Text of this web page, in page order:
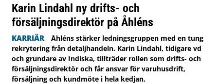
Karin Lindahl ny drifts- och
försäljningsdirektör på Åhléns
KARRIÄR
Åhléns stärker ledningsgruppen med en tung
rekrytering från detaljhandeln. Karin Lindahl, tidigare vd
och grundare av Indiska, tillträder rollen som drifts- och
försäljningsdirektör och får ansvar för varuhusdrift,
försäljning och kundmöte i hela kedjan.